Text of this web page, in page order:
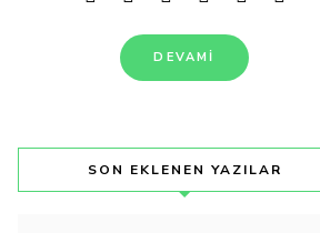
DEVAMI
SON EKLENEN YAZILAR